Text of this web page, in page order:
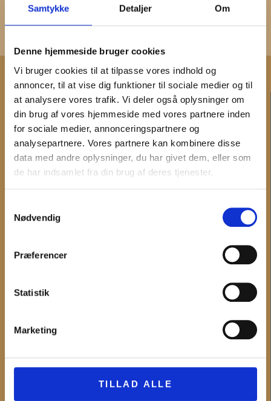
Samtykke Detaljer Om
Denne hjemmeside bruger cookies
Vi bruger cookies til at tilpasse vores indhold og
annoncer, til at vise dig funktioner til sociale medier og til
at analysere vores trafik. Vi deler også oplysninger om
din brug af vores hjemmeside med vores partnere inden
for sociale medier, annonceringspartnere og
analysepartnere. Vores partnere kan kombinere disse
data med andre oplysninger, du har givet dem, eller som
de har indsamlet fra din brug af deres tjenester.
Nødvendig
Præferencer
Statistik
Marketing
TILLAD ALLE
Se en oversigt over udstillingssteder her.
KONTAKT
Administration og fakturering
Medarbejdere
Hovedtelefonnummer og telefontid
Det sker
Museerne
Om Museum Vestsjælland